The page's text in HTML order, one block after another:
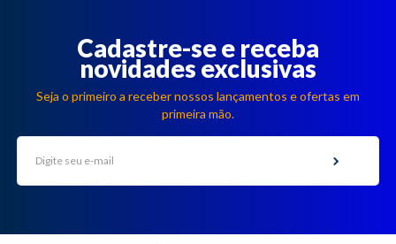
Cadastre-se e receba
novidades exclusivas
Seja o primeiro a receber nossos lançamentos e ofertas em
primeira mão.